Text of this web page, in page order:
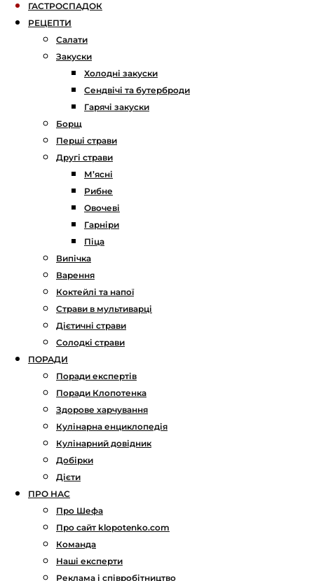
ГАСТРОСПАДОК
РЕЦЕПТИ
Салати
Закуски
Холодні закуски
Сендвічі та бутерброди
Гарячі закуски
Борщ
Перші страви
Другі страви
М’ясні
Рибне
Овочеві
Гарніри
Піца
Випічка
Варення
Коктейлі та напої
Страви в мультиварці
Дієтичні страви
Солодкі страви
ПОРАДИ
Поради експертів
Поради Клопотенка
Здорове харчування
Кулінарна енциклопедія
Кулінарний довідник
Добірки
Дієти
ПРО НАС
Про Шефа
Про сайт klopotenko.com
Команда
Наші експерти
Реклама і співробітництво